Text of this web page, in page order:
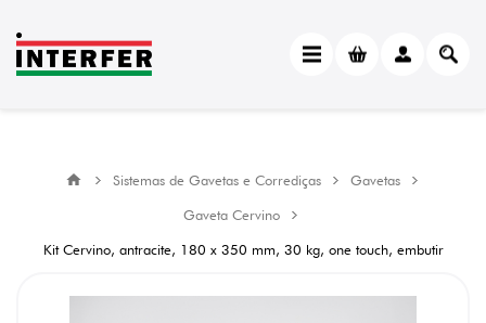
Sistemas de Gavetas e Corrediças
Gavetas
Gaveta Cervino
Kit Cervino, antracite, 180 x 350 mm, 30 kg, one touch, embutir